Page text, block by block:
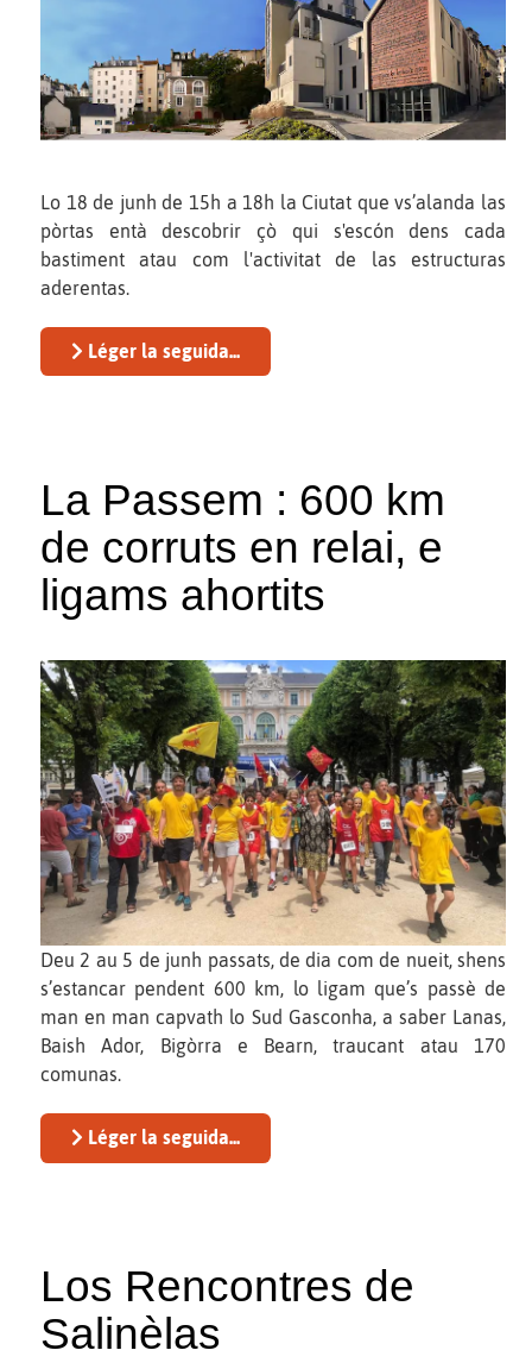
Lo 18 de junh de 15h a 18h la Ciutat que vs’alanda las
pòrtas entà descobrir çò qui s'escón dens cada
bastiment atau com l'activitat de las estructuras
aderentas.
Léger la seguida...
La Passem : 600 km
de corruts en relai, e
ligams ahortits
Deu 2 au 5 de junh passats, de dia com de nueit, shens
s’estancar pendent 600 km, lo ligam que’s passè de
man en man capvath lo Sud Gasconha, a saber Lanas,
Baish Ador, Bigòrra e Bearn, traucant atau 170
comunas.
Léger la seguida...
Los Rencontres de
Salinèlas